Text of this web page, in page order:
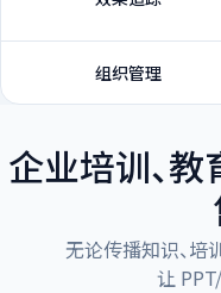
组织管理
企业培训、教
无论传播知识、培
让